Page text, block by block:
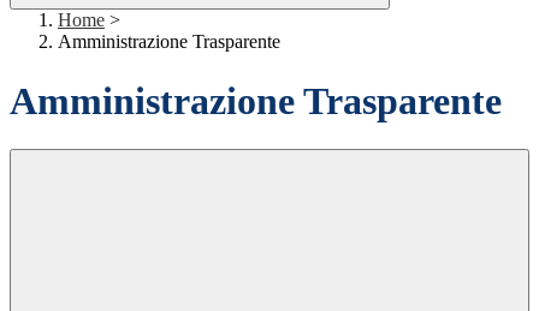
Home >
Amministrazione Trasparente
Amministrazione Trasparente